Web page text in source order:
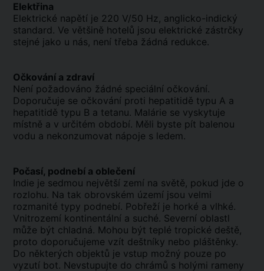
Elektřina
Elektrické napětí je 220 V/50 Hz, anglicko-indický
standard. Ve většině hotelů jsou elektrické zástrčky
stejné jako u nás, není třeba žádná redukce.
Očkování a zdraví
Není požadováno žádné speciální očkování.
Doporučuje se očkování proti hepatitidě typu A a
hepatitidě typu B a tetanu. Malárie se vyskytuje
místně a v určitém období. Měli byste pít balenou
vodu a nekonzumovat nápoje s ledem.
Počasí, podnebí a oblečení
Indie je sedmou největší zemí na světě, pokud jde o
rozlohu. Na tak obrovském území jsou velmi
rozmanité typy podnebí. Pobřeží je horké a vlhké.
Vnitrozemí kontinentální a suché. Severní oblastl
může být chladná. Mohou být teplé tropické deště,
proto doporučujeme vzít deštníky nebo pláštěnky.
Do některých objektů je vstup možný pouze po
vyzutí bot. Nevstupujte do chrámů s holými rameny